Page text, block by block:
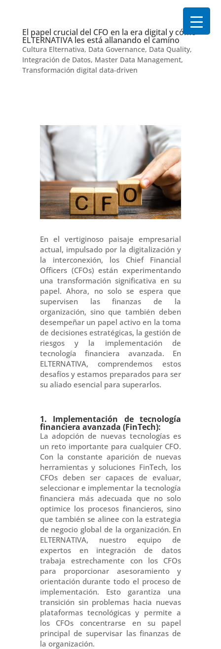
El papel crucial del CFO en la era digital y cómo
ELTERNATIVA les está allanando el camino
Cultura Elternativa, Data Governance, Data Quality,
Integración de Datos, Master Data Management,
Transformación digital data-driven
En el vertiginoso paisaje empresarial
actual, impulsado por la digitalización y
la interconexión, los Chief Financial
Officers (CFOs) están experimentando
una transformación significativa en su
papel. Ahora, no solo se espera que
supervisen las finanzas de la
organización, sino que también deben
desempeñar un papel activo en la toma
de decisiones estratégicas, la gestión de
riesgos y la implementación de
tecnología financiera avanzada. En
ELTERNATIVA, comprendemos estos
desafíos y estamos preparados para ser
su aliado esencial para superarlos.
1. Implementación de tecnología
financiera avanzada (FinTech):
La adopción de nuevas tecnologías es
un reto importante para cualquier CFO.
Con la constante aparición de nuevas
herramientas y soluciones FinTech, los
CFOs deben ser capaces de evaluar,
seleccionar e implementar la tecnología
financiera más adecuada que no solo
optimice los procesos financieros, sino
que también se alinee con la estrategia
de negocio global de la organización. En
ELTERNATIVA, nuestro equipo de
expertos en integración de datos
trabaja estrechamente con los CFOs
para proporcionar asesoramiento y
orientación durante todo el proceso de
implementación. Esto garantiza una
transición sin problemas hacia nuevas
plataformas tecnológicas y permite a
los CFOs concentrarse en su papel
principal de supervisar las finanzas de
la organización.